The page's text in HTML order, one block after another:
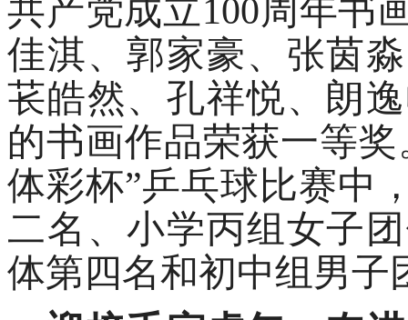
共产党成立100周年书
佳淇、郭家豪、张茵
苌皓然、孔祥悦、朗
的书画作品荣获一等
体彩杯”乒乓球比赛中
二名、小学丙组女子
体第四名和初中组男子